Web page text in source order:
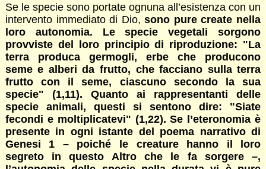
Se le specie sono portate ognuna all’esistenza con un
intervento immediato di Dio,sono pure create nella
loro autonomia. Le specie vegetali sorgono
provviste del loro principio di riproduzione: "La
terra produca germogli, erbe che producono
seme e alberi da frutto, che facciano sulla terra
frutto con il seme, ciascuno secondo la sua
specie" (1,11). Quanto ai rappresentanti delle
specie animali, questi si sentono dire: "Siate
fecondi e moltiplicatevi" (1,22). Se l’eteronomia è
presente in ogni istante del poema narrativo di
Genesi 1 – poiché le creature hanno il loro
segreto in questo Altro che le fa sorgere –,